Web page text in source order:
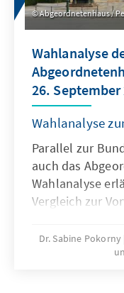
Abgeordnetenhaus /
Wahlanalyse
26. September
Wahlanalyse
Parallel zur
auch das
Wahlanalyse
Vergleich zur
Ausgehend von
Dr. Sabine Pokorny